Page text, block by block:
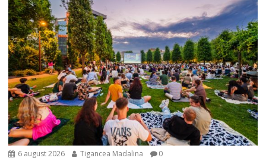
6 august 2026 Tigancea Madalina 0